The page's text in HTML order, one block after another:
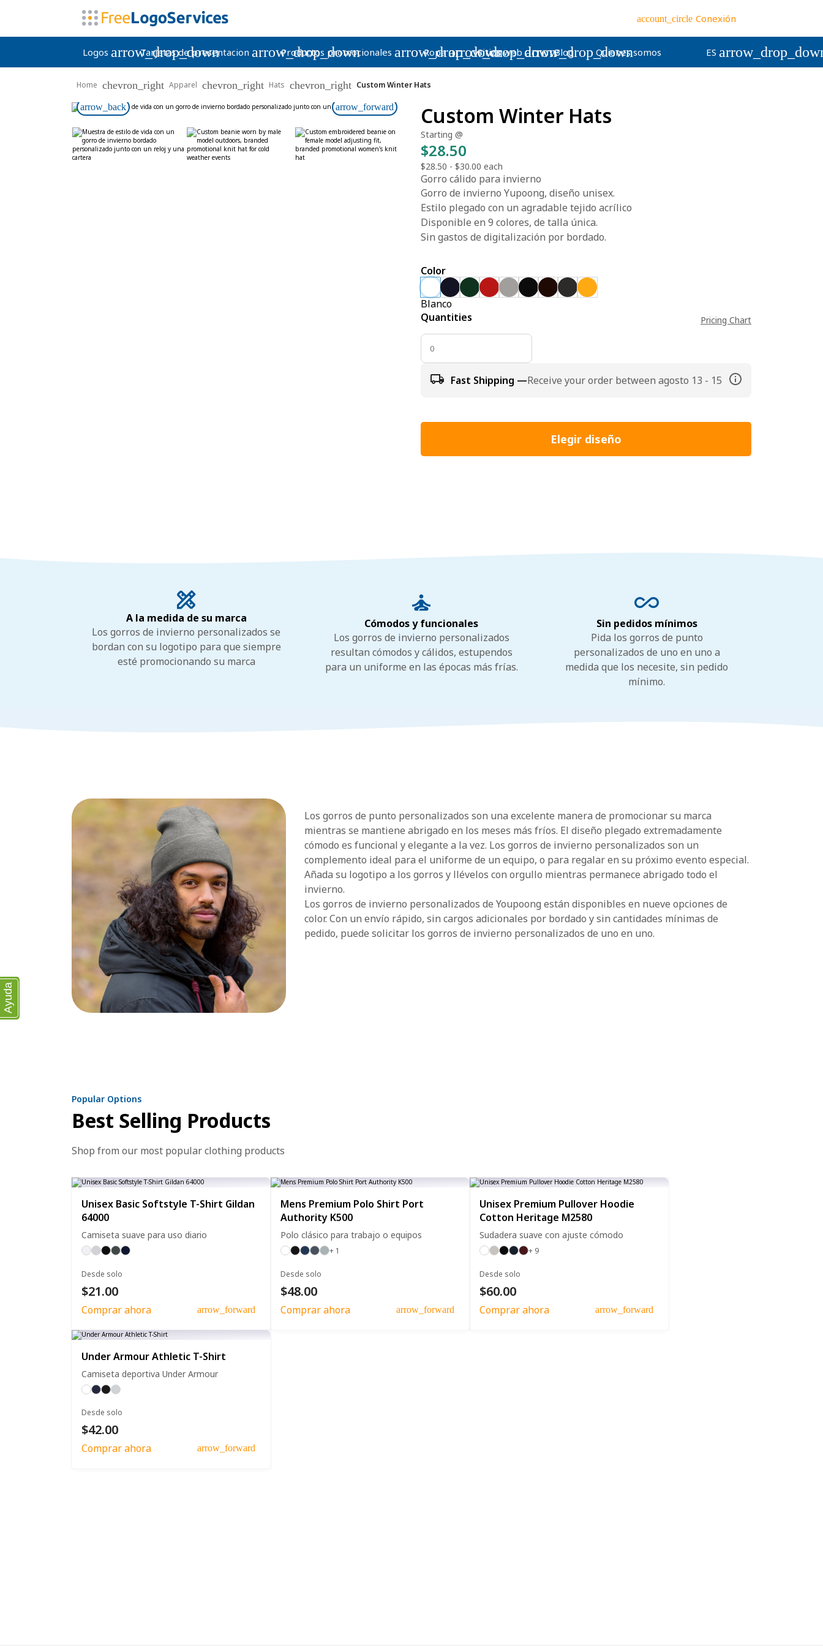
account_circle Conexión
Logos arrow_drop_down
Tarjetas de presentacion arrow_drop_down
Productos promocionales arrow_drop_down
Ropa arrow_drop_down
Sitios web arrow_drop_down
Blog Quienes somos ES
Home chevron_right Apparel chevron_right Hats chevron_right Custom Winter Hats
arrow_back arrow_forward Custom Winter Hats
Starting @
$28.50
$28.50 - $30.00 each
Gorro cálido para invierno
Gorro de invierno Yupoong, diseño unisex.
Estilo plegado con un agradable tejido acrílico
Disponible en 9 colores, de talla única.
Sin gastos de digitalización por bordado.
Color
Blanco
Quantities
Pricing Chart
Fast Shipping —Receive your order between agosto 13 - 15
Elegir diseño
A la medida de su marca
Los gorros de invierno personalizados se
bordan con su logotipo para que siempre
esté promocionando su marca
Cómodos y funcionales
Los gorros de invierno personalizados
resultan cómodos y cálidos, estupendos
para un uniforme en las épocas más frías.
Sin pedidos mínimos
Pida los gorros de punto
personalizados de uno en uno a
medida que los necesite, sin pedido
mínimo.
Los gorros de punto personalizados son una excelente manera de promocionar su marca
mientras se mantiene abrigado en los meses más fríos. El diseño plegado extremadamente
cómodo es funcional y elegante a la vez. Los gorros de invierno personalizados son un
complemento ideal para el uniforme de un equipo, o para regalar en su próximo evento especial.
Añada su logotipo a los gorros y llévelos con orgullo mientras permanece abrigado todo el
invierno.
Los gorros de invierno personalizados de Youpoong están disponibles en nueve opciones de
color. Con un envío rápido, sin cargos adicionales por bordado y sin cantidades mínimas de
pedido, puede solicitar los gorros de invierno personalizados de uno en uno.
Popular Options
Best Selling Products
Shop from our most popular clothing products
Unisex Basic Softstyle T-Shirt Gildan
64000
Camiseta suave para uso diario
Desde solo
$21.00
Comprar ahora arrow_forward
Mens Premium Polo Shirt Port
Authority K500
Polo clásico para trabajo o equipos
+ 1
Desde solo
$48.00
Comprar ahora arrow_forward
Unisex Premium Pullover Hoodie
Cotton Heritage M2580
Sudadera suave con ajuste cómodo
+ 9
Desde solo
$60.00
Comprar ahora arrow_forward
Under Armour Athletic T-Shirt
Camiseta deportiva Under Armour
Desde solo
$42.00
Comprar ahora arrow_forward
Ayuda